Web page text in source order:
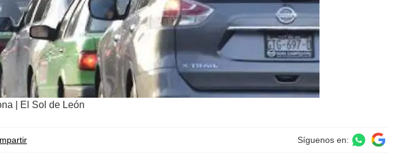
| El Sol de León
Síguenos en: